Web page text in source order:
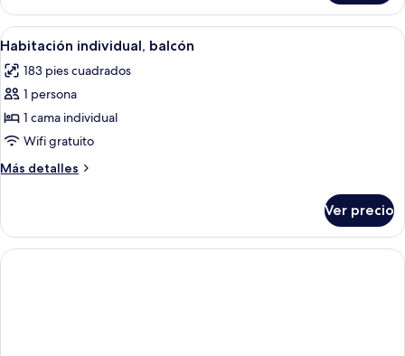
doble,
balcón
Abrir
todas
las
fotos
de
Habitación
individual,
balcón
Una habitación de hotel con una
4
Habitación individual, balcón
183 pies cuadrados
1 persona
1 cama individual
Wifi gratuito
Más detalles
Más
individual,
balcón
Ver precio